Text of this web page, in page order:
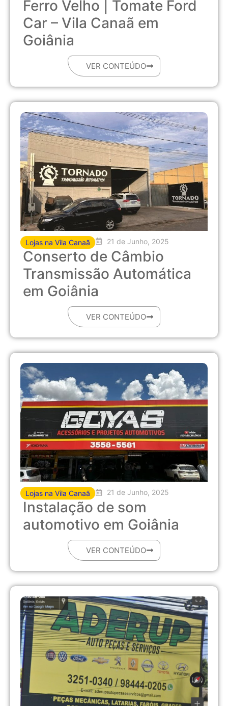
Ferro Velho | Tomate Ford
Car – Vila Canaã em
Goiânia
VER CONTEÚDO
Lojas na Vila Canaã 21 de Junho, 2025
Conserto de Câmbio
Transmissão Automática
em Goiânia
VER CONTEÚDO
Lojas na Vila Canaã 21 de Junho, 2025
Instalação de som
automotivo em Goiânia
VER CONTEÚDO